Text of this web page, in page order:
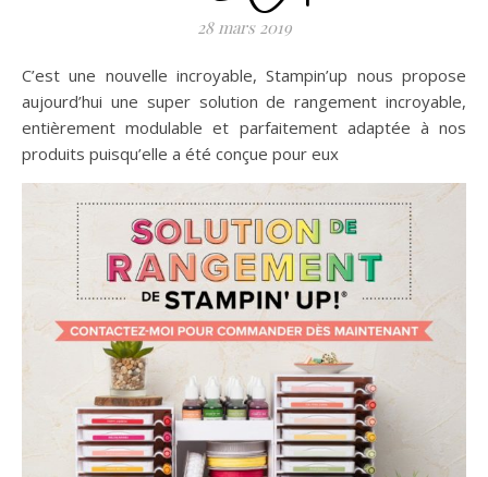
28 mars 2019
C’est une nouvelle incroyable, Stampin’up nous propose
aujourd’hui une super solution de rangement incroyable,
entièrement modulable et parfaitement adaptée à nos
produits puisqu’elle a été conçue pour eux